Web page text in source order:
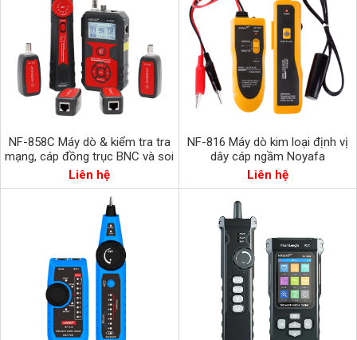
NF-858C Máy dò & kiểm tra tra
mạng, cáp đồng trục BNC và soi
lỗi cáp quang.
Liên hệ
NF-816 Máy dò kim loại định vị
dây cáp ngầm Noyafa
Liên hệ